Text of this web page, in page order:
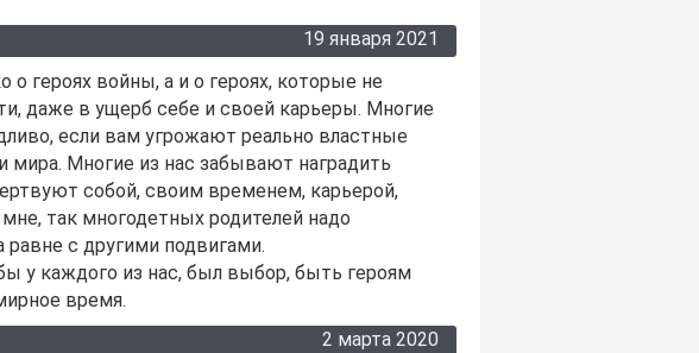
19 января 2021
героях войны, а и о героях, которые не
даже в ущерб себе и своей карьеры. Многие
если вам угрожают реально властные
Многие из нас забывают наградить
собой, своим временем, карьерой,
так многодетных родителей надо
с другими подвигами.
у каждого из нас, был выбор, быть героям
время.
2 марта 2020